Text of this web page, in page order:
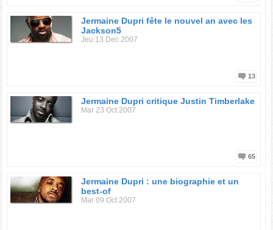
Jermaine Dupri fête le nouvel an avec les
Jackson5
Jeu 13 Dec 2007
13
Jermaine Dupri critique Justin Timberlake
Mar 23 Oct 2007
65
Jermaine Dupri : une biographie et un
best-of
Mar 09 Oct 2007